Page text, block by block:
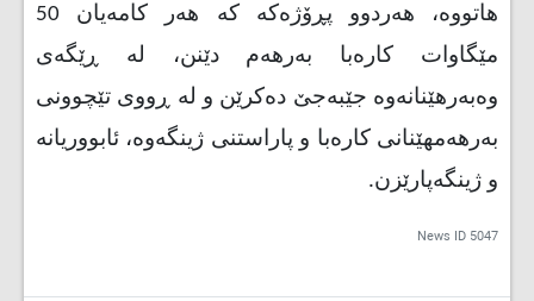
هاتووه‌، هەردوو پڕۆژەکە کە هەر کامەیان 50
مێگاوات کارەبا بەرهەم دێنن، لە ڕێگەی
وەبەرهێنانەوە جێبەجێ دەکرێن و لە ڕووی تێچوونی
بەرهەمهێنانی كارەبا و پاراستنی ژینگەوە، ئابووریانە
و ژینگەپارێزن.
News ID 5047